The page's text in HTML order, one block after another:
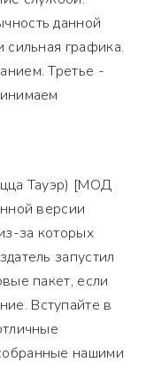
данной
графика.
Третье -
Тауэр) [МОД
версии
за которых
запустил
пакет, если
Вступайте в
нашими